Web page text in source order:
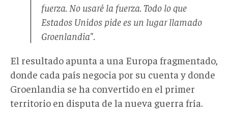
fuerza. No usaré la fuerza. Todo lo que
Estados Unidos pide es un lugar llamado
Groenlandia".
El resultado apunta a una Europa fragmentado,
donde cada país negocia por su cuenta y donde
Groenlandia se ha convertido en el primer
territorio en disputa de la nueva guerra fría.